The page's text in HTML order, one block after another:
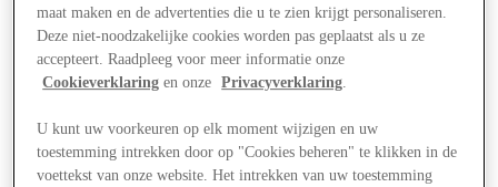
maat maken en de advertenties die u te zien krijgt personaliseren.
Deze niet-noodzakelijke cookies worden pas geplaatst als u ze
accepteert. Raadpleeg voor meer informatie onze
Cookieverklaring en onze Privacyverklaring.
U kunt uw voorkeuren op elk moment wijzigen en uw
toestemming intrekken door op "Cookies beheren" te klikken in de
voettekst van onze website. Het intrekken van uw toestemming